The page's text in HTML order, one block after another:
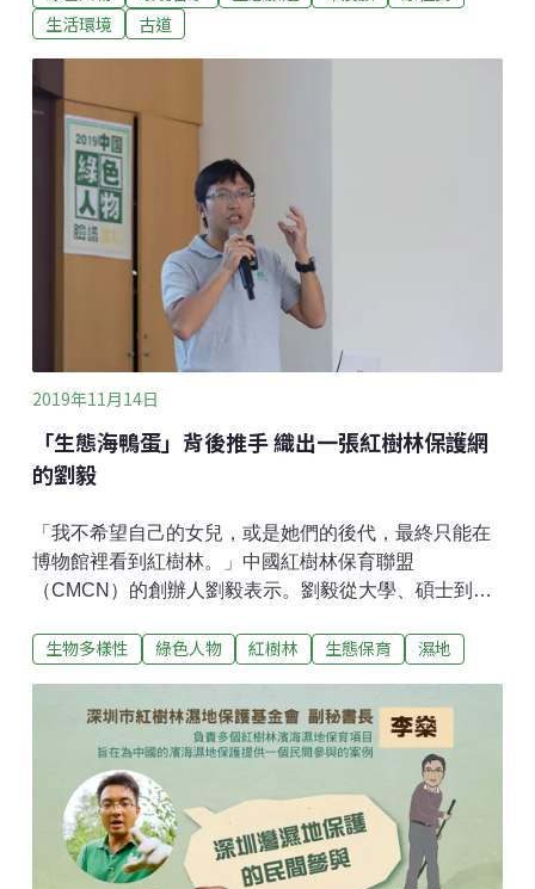
讓音樂和文化的滋養，成為一條常常走的路。2017年第
KATA BUAN》台灣原住民音樂專輯，首次報名金曲獎
就獲得「最佳原住民語專輯獎」和「最佳原住民語歌手
獎」雙料入圍的殊榮。而在2018年，Tulbus
Mangququ（族名）——馬詠恩，參與十年的知名樂團
「台玖線」《有我陪伴》專輯，亦入圍了金曲獎「最佳
原住民語專輯獎」。
生活環境
古道
2019年11月14日
「生態海鴨蛋」背後推手 織出一張紅樹林保護網
的劉毅
「我不希望自己的女兒，或是她們的後代，最終只能在
博物館裡看到紅樹林。」中國紅樹林保育聯盟
（CMCN）的創辦人劉毅表示。劉毅從大學、碩士到博
紅樹林的保育工作，直至今日、未曾停歇。而他在紅樹
環保獎 （Ford Motor Company Conservation and
Environmental Grants）及英國頂級自然保護獎項惠特萊
獎（Whitley Award）。今年（2019）劉毅受邀至「中
國綠色人物臉譜論壇」，分享豐富的紅樹林保育經驗及
倡議過程，透過論壇與台灣的公民團體對話交流。深耕
18年，劉毅為什麼鍾情於紅樹林？劉毅在福建省的莆田
市長大，在靠海的泥灘地上抓螃蟹是他最美好的童年記
生物多樣性 綠色人物 紅樹林 生態保育 濕地